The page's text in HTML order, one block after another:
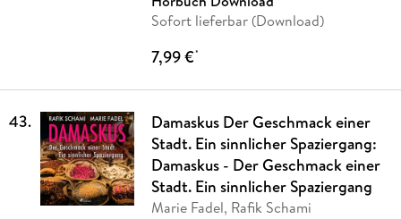
Sofort lieferbar (Download)
7,99 €*
43.
Damaskus Der Geschmack einer
Stadt. Ein sinnlicher Spaziergang:
Damaskus - Der Geschmack einer
Stadt. Ein sinnlicher Spaziergang
Marie Fadel, Rafik Schami